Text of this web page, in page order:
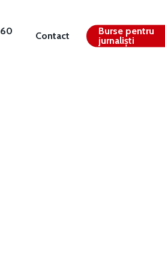
Contact
Burse pentru
jurnaliști